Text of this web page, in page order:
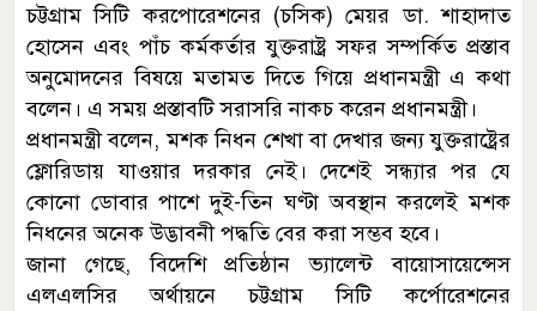
চট্টগ্রাম সিটি করপোরেশনের (চসিক) মেয়র ডা. শাহাদাত
হোসেন এবং পাঁচ কর্মকর্তার যুক্তরাষ্ট্র সফর সম্পর্কিত প্রস্তাব
অনুমোদনের বিষয়ে মতামত দিতে গিয়ে প্রধানমন্ত্রী এ কথা
বলেন। এ সময় প্রস্তাবটি সরাসরি নাকচ করেন প্রধানমন্ত্রী।
প্রধানমন্ত্রী বলেন, মশক নিধন শেখা বা দেখার জন্য যুক্তরাষ্ট্রের
ফ্লোরিডায় যাওয়ার দরকার নেই। দেশেই সন্ধ্যার পর যে
কোনো ডোবার পাশে দুই-তিন ঘণ্টা অবস্থান করলেই মশক
নিধনের অনেক উদ্ভাবনী পদ্ধতি বের করা সম্ভব হবে।
জানা গেছে, বিদেশি প্রতিষ্ঠান ভ্যালেন্ট বায়োসায়েন্সেস
এলএলসির অর্থায়নে চট্টগ্রাম সিটি কর্পোরেশনের